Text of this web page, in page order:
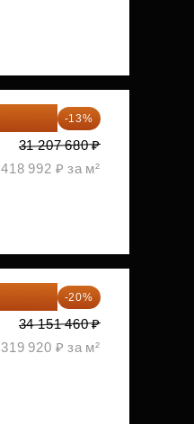
-13%
31 207 680 ₽
418 992 ₽ за м²
-20%
34 151 460 ₽
319 920 ₽ за м²